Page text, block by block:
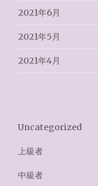
2021年6月
2021年5月
2021年4月
Uncategorized
上級者
中級者